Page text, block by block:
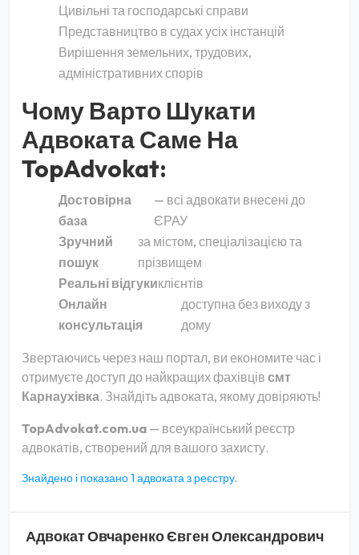
Цивільні та господарські справи
Представництво в судах усіх інстанцій
Вирішення земельних, трудових,
адміністративних спорів
Чому Варто Шукати
Адвоката Саме На
TopAdvokat:
Достовірна
база
— всі адвокати внесені до
ЄРАУ
Зручний
пошук
за містом, спеціалізацією та
прізвищем
Реальні відгукиклієнтів
Онлайн
консультація
доступна без виходу з
дому
Звертаючись через наш портал, ви економите час і
отримуєте доступ до найкращих фахівців смт
Карнаухівка. Знайдіть адвоката, якому довіряють!
TopAdvokat.com.ua — всеукраїнський реєстр
адвокатів, створений для вашого захисту.
Знайдено і показано 1 адвоката з реєстру.
АдвокатОвчаренко Євген Олександрович